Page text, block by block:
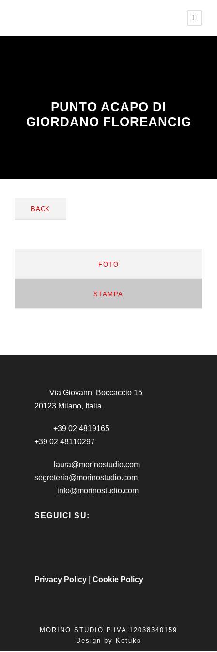
PUNTO ACAPO DI
GIORDANO FLOREANCIG
BACK
FOTO
STAMPA
Via Giovanni Boccaccio 15
20123 Milano, Italia
+39 02 4819165
+39 02 48110297
laura@morinostudio.com
segreteria@morinostudio.com
info@morinostudio.com
SEGUICI SU:
Privacy Policy Cookie Policy
MORINO STUDIO P.IVA 12038340159
Design by Kotuko